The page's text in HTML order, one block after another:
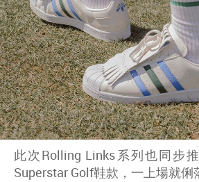
此次Rolling Links系列也同步
Superstar Golf鞋款，一上場就俐